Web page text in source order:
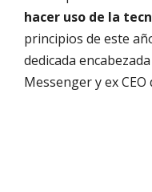
hacer uso de la
principios de este
dedicada
Messenger y ex CEO